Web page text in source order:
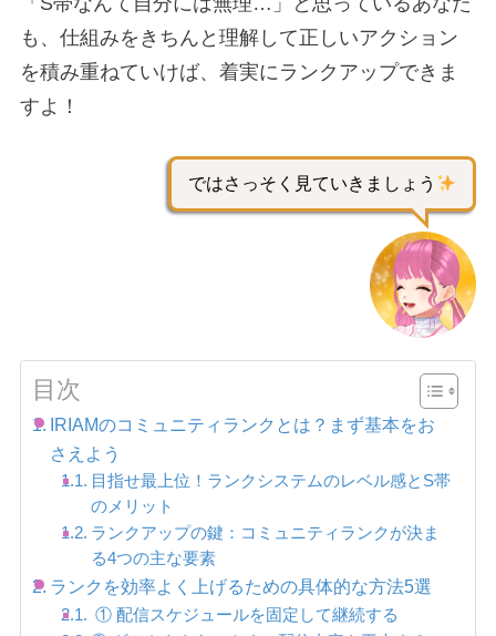
も、仕組みをきちんと理解して正しいアクション
を積み重ねていけば、着実にランクアップできま
すよ！
ではさっそく見ていきましょう
目次
IRIAMのコミュニティランクとは？まず基本をお
さえよう
目指せ最上位！ランクシステムのレベル感とS帯
のメリット
ランクアップの鍵：コミュニティランクが決ま
る4つの主な要素
ランクを効率よく上げるための具体的な方法5選
① 配信スケジュールを固定して継続する